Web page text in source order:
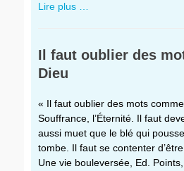
Lire plus …
Il faut oublier des
Dieu
« Il faut oublier des mots
Souffrance, l’Éternité. Il faut
aussi muet que le blé qui
tombe. Il faut se contenter
Une vie bouleversée, Ed.